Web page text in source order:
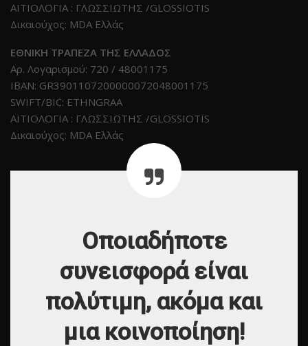
ΑΙΤΙΟΛΟΓΙΑ : ΓΛΩΣΣΙΩΤΗΣ /GLOSSIOTIS
Δικαιούχος: MDA Ελλάς
EΘΝΙΚΗ ΤΡΑΠΕΖΑ ΤΗΣ ΕΛΛΑΔΟΣ
Αρ. Λογαρισμού: 720 / 48001175
IBAN: GR3901107200000072048001175
SWIFT/BIC: ETHNGRAA
ΑΙΤΙΟΛΟΓΙΑ : ΓΛΩΣΣΙΩΤΗΣ /GLOSSIOTIS
Δικαιούχος: MDA Ελλάς
Οποιαδήποτε
συνεισφορά είναι
πολύτιμη, ακόμα και
μια κοινοποίηση!